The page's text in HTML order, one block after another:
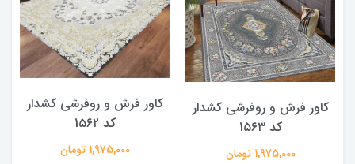
کاور فرش و روفرشی کشدار
کد 1۵۶۳
1,975,000 تومان
کاور فرش و روفرشی کشدار
کد 1۵۶۲
1,975,000 تومان